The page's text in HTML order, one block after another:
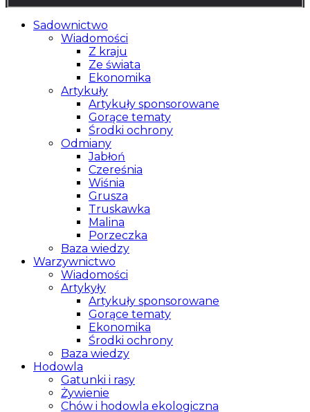
Sadownictwo
Wiadomości
Z kraju
Ze świata
Ekonomika
Artykuły
Artykuły sponsorowane
Gorące tematy
Środki ochrony
Odmiany
Jabłoń
Czereśnia
Wiśnia
Grusza
Truskawka
Malina
Porzeczka
Baza wiedzy
Warzywnictwo
Wiadomości
Artykyły
Artykuły sponsorowane
Gorące tematy
Ekonomika
Środki ochrony
Baza wiedzy
Hodowla
Gatunki i rasy
Żywienie
Chów i hodowla ekologiczna